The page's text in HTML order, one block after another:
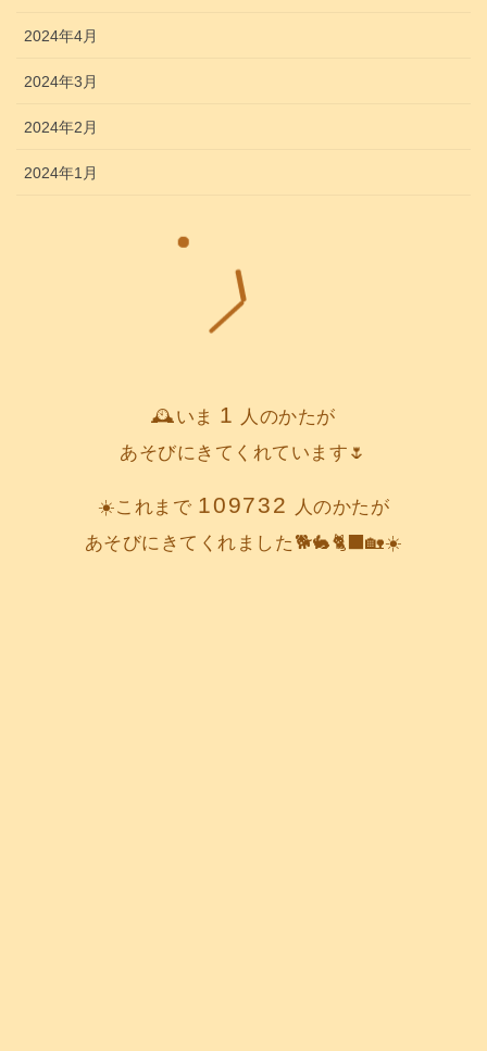
2024年4月
2024年3月
2024年2月
2024年1月
🕰️いま 1
人のかたが
あそびにきてくれています🌷
☀️これまで 109732
人のかたが
あそびにきてくれました🐕️🐇🐈‍⬛🏡☀️